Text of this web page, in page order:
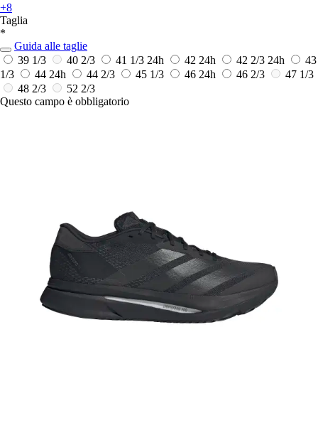
+8
Taglia
*
Guida alle taglie
39 1/3
40 2/3 41 1/3 24h 42 24h 42 2/3 24h
43
1/3
44 24h 44 2/3 45 1/3 46 24h 46 2/3
47 1/3
48 2/3
52 2/3
Questo campo è obbligatorio